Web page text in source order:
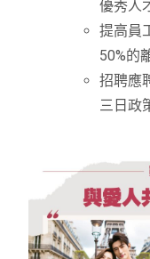
優秀人
提高員
50%的
招聘應
三日政